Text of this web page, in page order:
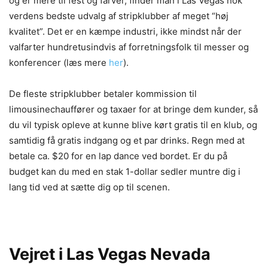
verdens bedste udvalg af stripklubber af meget “høj
kvalitet”. Det er en kæmpe industri, ikke mindst når der
valfarter hundretusindvis af forretningsfolk til messer og
konferencer (læs mere her).
De fleste stripklubber betaler kommission til
limousinechauffører og taxaer for at bringe dem kunder, så
du vil typisk opleve at kunne blive kørt gratis til en klub, og
samtidig få gratis indgang og et par drinks. Regn med at
betale ca. $20 for en lap dance ved bordet. Er du på
budget kan du med en stak 1-dollar sedler muntre dig i
lang tid ved at sætte dig op til scenen.
Vejret i Las Vegas Nevada